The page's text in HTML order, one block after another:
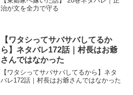
治が文を全力で守る
【ワタシってサバサバしてるか
ら】ネタバレ172話｜村長はお爺
さんではなかった
【ワタシってサバサバしてるから】ネタ
バレ172話｜村長はお爺さんではなかった